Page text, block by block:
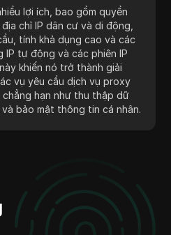
lợi ích, bao gồm quyền
chỉ IP dân cư và di động,
tính khả dụng cao và các
IP tự động và các phiên IP
khiến nó trở thành giải
vụ yêu cầu dịch vụ proxy
hạn như thu thập dữ
bảo mật thông tin cá nhân.